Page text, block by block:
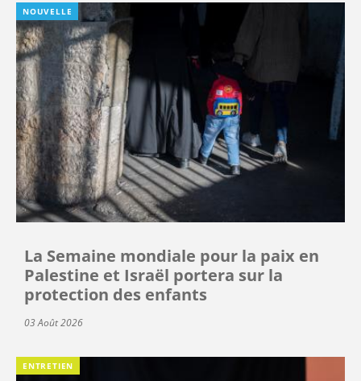
NOUVELLE
La Semaine mondiale pour la paix en
Palestine et Israël portera sur la
protection des enfants
03 Août 2026
ENTRETIEN